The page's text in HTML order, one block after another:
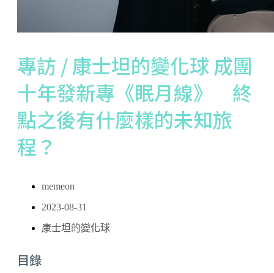
專訪 / 康士坦的變化球 成團
十年發新專《眠月線》 終
點之後有什麼樣的未知旅
程？
memeon
2023-08-31
康士坦的變化球
目錄